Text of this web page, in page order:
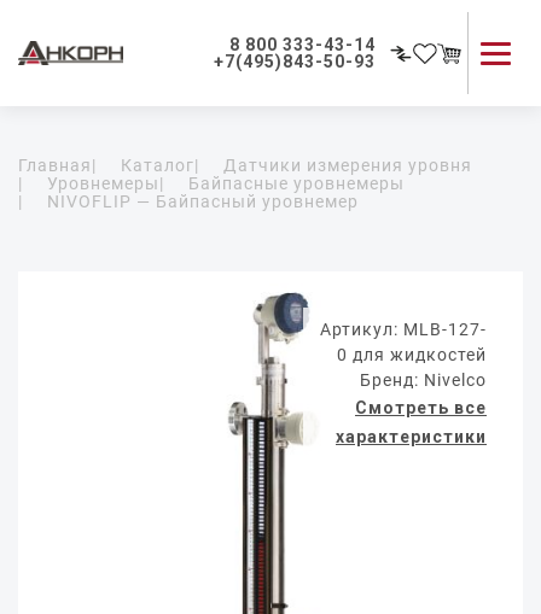
8 800 333-43-14
+7(495)843-50-93
Применение приборов
Главная| Каталог|
Датчики измерения уровня
|
Уровнемеры|
Байпасные уровнемеры
|
NIVOFLIP — Байпасный уровнемер
Артикул: MLB-127-
0 для жидкостей
Бренд: Nivelco
Смотреть все
характеристики